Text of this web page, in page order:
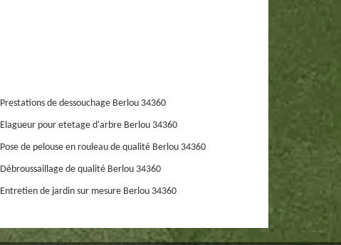
Prestations de dessouchage Berlou 34360
Elagueur pour etetage d'arbre Berlou 34360
Pose de pelouse en rouleau de qualité Berlou 34360
Débroussaillage de qualité Berlou 34360
Entretien de jardin sur mesure Berlou 34360